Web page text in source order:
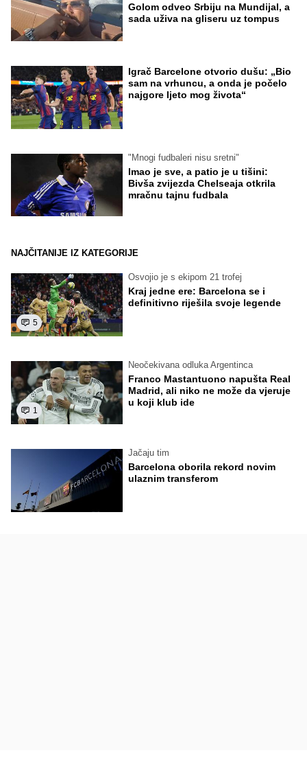
Golom odveo Srbiju na Mundijal, a
sada uživa na gliseru uz tompus
Igrač Barcelone otvorio dušu: „Bio
sam na vrhuncu, a onda je počelo
najgore ljeto mog života“
"Mnogi fudbaleri nisu sretni"
Imao je sve, a patio je u tišini:
Bivša zvijezda Chelseaja otkrila
mračnu tajnu fudbala
NAJČITANIJE IZ KATEGORIJE
5
Osvojio je s ekipom 21 trofej
Kraj jedne ere: Barcelona se i
definitivno riješila svoje legende
1
Neočekivana odluka Argentinca
Franco Mastantuono napušta Real
Madrid, ali niko ne može da vjeruje
u koji klub ide
Jačaju tim
Barcelona oborila rekord novim
ulaznim transferom